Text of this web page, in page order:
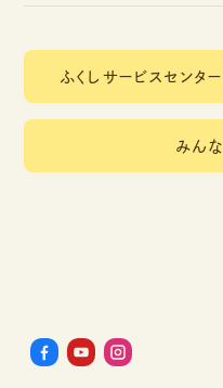
ふくしサービスセンタ
みん